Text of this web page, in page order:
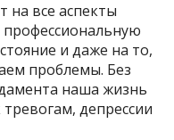
на все аспекты
и даже на то,
проблемы. Без
наша жизнь
депрессии